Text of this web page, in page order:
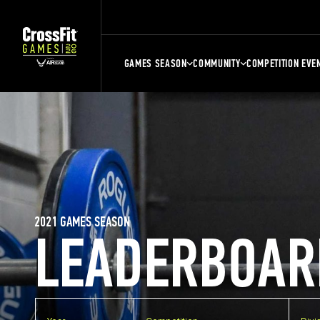
GAMES SEASON COMMUNITY COMPETITION
2021 GAMES SEASON